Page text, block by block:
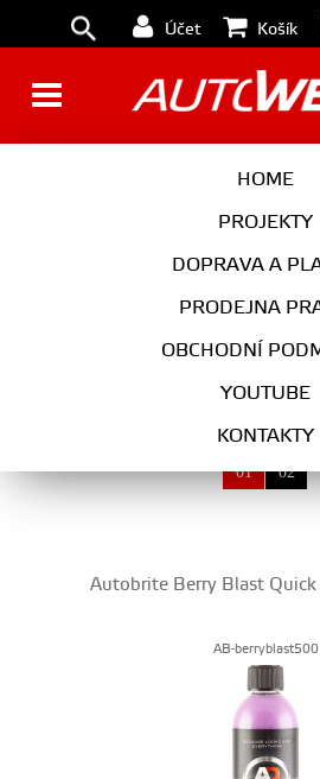
Účet Košík
HOME
PROJEKTY
DOPRAVA A
PRODEJNA
OBCHODNÍ
YOUTUBE
KONTAKTY
AUTOKOSMETIKA
01 02
Autobrite Berry Blast
AB-berryblast500